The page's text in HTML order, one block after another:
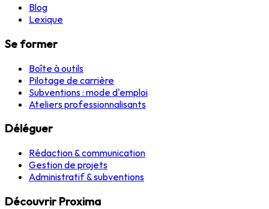
Blog
Lexique
Se former
Boîte à outils
Pilotage de carrière
Subventions : mode d'emploi
Ateliers professionnalisants
Déléguer
Rédaction & communication
Gestion de projets
Administratif & subventions
Découvrir Proxima